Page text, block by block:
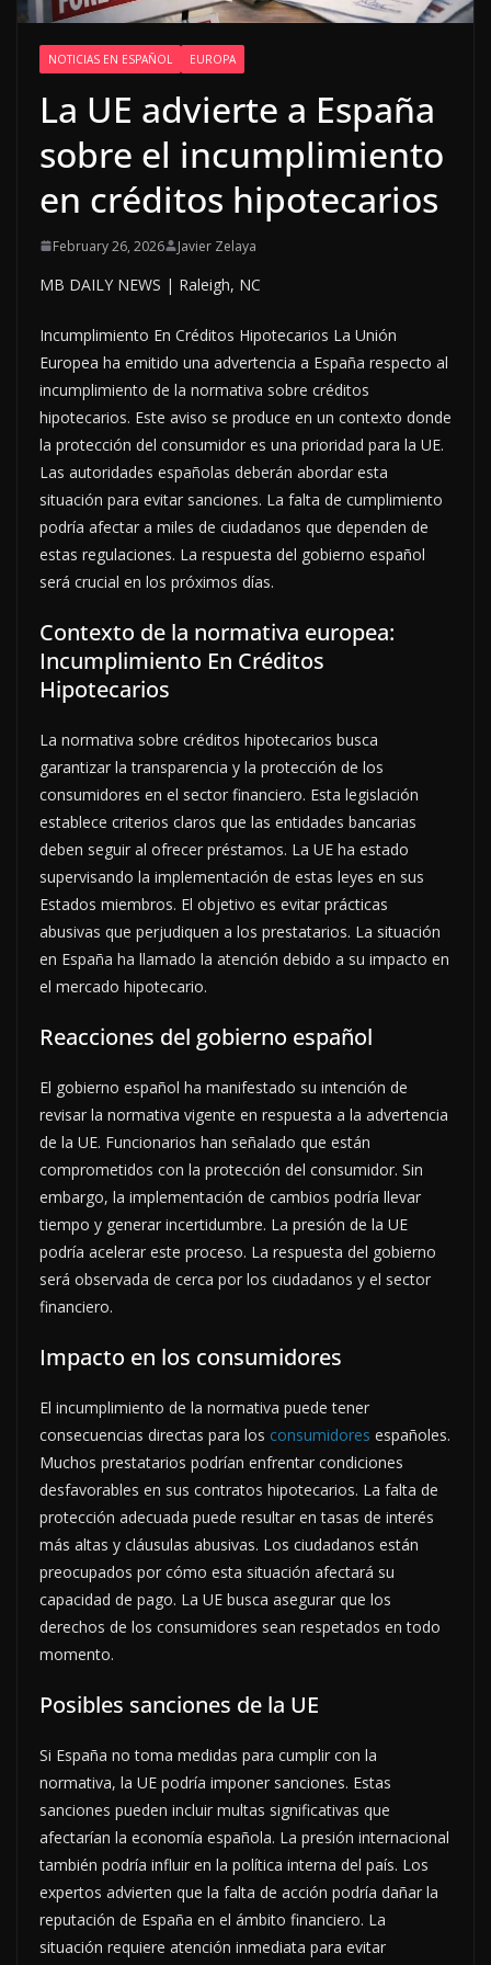
NOTICIAS EN ESPAÑOL EUROPA
La UE advierte a España
sobre el incumplimiento
en créditos hipotecarios
February 26, 2026 Javier Zelaya
MB DAILY NEWS | Raleigh, NC
Incumplimiento En Créditos Hipotecarios La Unión
Europea ha emitido una advertencia a España respecto al
incumplimiento de la normativa sobre créditos
hipotecarios. Este aviso se produce en un contexto donde
la protección del consumidor es una prioridad para la UE.
Las autoridades españolas deberán abordar esta
situación para evitar sanciones. La falta de cumplimiento
podría afectar a miles de ciudadanos que dependen de
estas regulaciones. La respuesta del gobierno español
será crucial en los próximos días.
Contexto de la normativa europea:
Incumplimiento En Créditos
Hipotecarios
La normativa sobre créditos hipotecarios busca
garantizar la transparencia y la protección de los
consumidores en el sector financiero. Esta legislación
establece criterios claros que las entidades bancarias
deben seguir al ofrecer préstamos. La UE ha estado
supervisando la implementación de estas leyes en sus
Estados miembros. El objetivo es evitar prácticas
abusivas que perjudiquen a los prestatarios. La situación
en España ha llamado la atención debido a su impacto en
el mercado hipotecario.
Reacciones del gobierno español
El gobierno español ha manifestado su intención de
revisar la normativa vigente en respuesta a la advertencia
de la UE. Funcionarios han señalado que están
comprometidos con la protección del consumidor. Sin
embargo, la implementación de cambios podría llevar
tiempo y generar incertidumbre. La presión de la UE
podría acelerar este proceso. La respuesta del gobierno
será observada de cerca por los ciudadanos y el sector
financiero.
Impacto en los consumidores
El incumplimiento de la normativa puede tener
consecuencias directas para los consumidores españoles.
Muchos prestatarios podrían enfrentar condiciones
desfavorables en sus contratos hipotecarios. La falta de
protección adecuada puede resultar en tasas de interés
más altas y cláusulas abusivas. Los ciudadanos están
preocupados por cómo esta situación afectará su
capacidad de pago. La UE busca asegurar que los
derechos de los consumidores sean respetados en todo
momento.
Posibles sanciones de la UE
Si España no toma medidas para cumplir con la
normativa, la UE podría imponer sanciones. Estas
sanciones pueden incluir multas significativas que
afectarían la economía española. La presión internacional
también podría influir en la política interna del país. Los
expertos advierten que la falta de acción podría dañar la
reputación de España en el ámbito financiero. La
situación requiere atención inmediata para evitar